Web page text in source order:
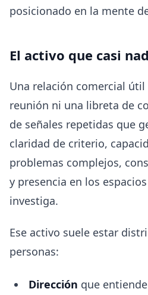
posicionado en la mente
El activo que casi
Una relación comercial
reunión ni una libreta de
de señales repetidas que
claridad de criterio,
problemas complejos,
y presencia en los
investiga.
Ese activo suele estar
personas:
Dirección que